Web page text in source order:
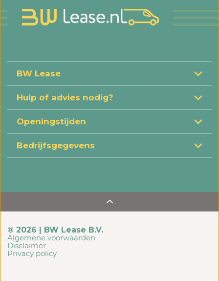
BW Lease
Hulp of advies nodig?
Openingstijden
Bedrijfsgegevens
® 2026 | BW Lease B.V.
Algemene voorwaarden
Disclaimer
Privacy policy